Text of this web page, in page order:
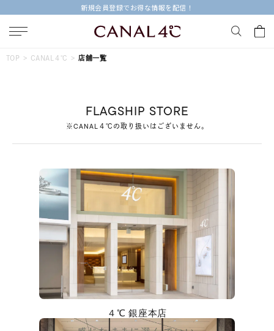
新規会員登録でお得な情報を配信！
#ダイヤモンド ネックレス #くまのプーさん
#ペア #エタニティ
すべてのジュエリー
TOP CANAL４℃ 店舗一覧
FLAGSHIP STORE
※CANAL４℃の取り扱いはございません。
４℃ 銀座本店